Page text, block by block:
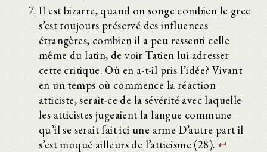
Il est bizarre, quand on songe combien le grec
s’est toujours préservé des influences
étrangères, combien il a peu ressenti celle
même du latin, de voir Tatien lui adresser
cette critique. Où en a-t-il pris l’idée? Vivant
en un temps où commence la réaction
atticiste, serait-ce de la sévérité avec laquelle
les atticistes jugeaient la langue commune
qu’il se serait fait ici une arme D’autre part il
s’est moqué ailleurs de l’atticisme (28). ↩